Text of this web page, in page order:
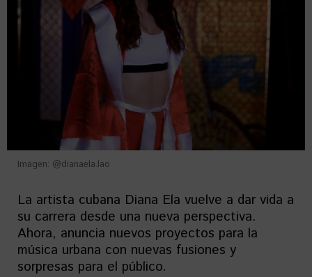
Imagen: @dianaela.lao
La artista cubana Diana Ela vuelve a dar vida a
su carrera desde una nueva perspectiva.
Ahora, anuncia nuevos proyectos para la
música urbana con nuevas fusiones y
sorpresas para el público.